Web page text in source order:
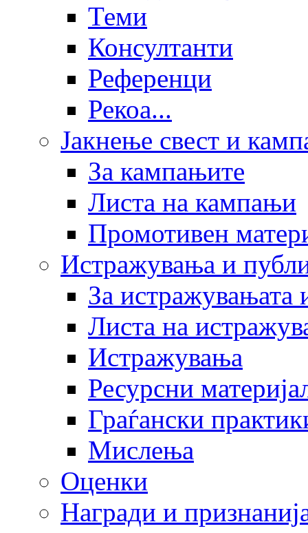
Теми
Консултанти
Референци
Рекоа...
Јакнење свест и
За кампањите
Листа на кампањи
Промотивен
Истражувања и
За истражувањата
Листа на
Истражувања
Ресурсни
Граѓански
Мислења
Оценки
Награди и